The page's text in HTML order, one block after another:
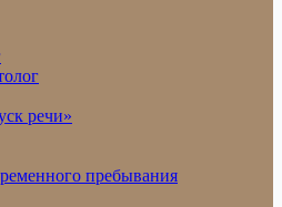
речи»
пребывания